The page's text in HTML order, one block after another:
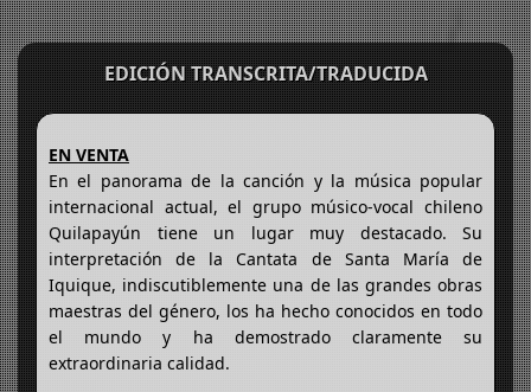
EDICIÓN TRANSCRITA/TRADUCIDA
EN VENTA
En el panorama de la canción y la música popular
internacional actual, el grupo músico-vocal chileno
Quilapayún tiene un lugar muy destacado. Su
interpretación de la Cantata de Santa María de
Iquique, indiscutiblemente una de las grandes obras
maestras del género, los ha hecho conocidos en todo
el mundo y ha demostrado claramente su
extraordinaria calidad.